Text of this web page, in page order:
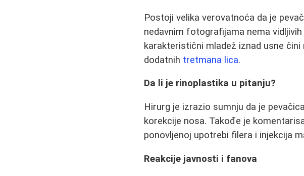
Postoji velika verovatnoća da je
nedavnim fotografijama nema
karakteristični mladež iznad usne
dodatnih tretmana lica.
Da li je rinoplastika u pitanju?
Hirurg je izrazio sumnju da je
korekcije nosa. Takođe je
ponovljenoj upotrebi filera i injekcija
Reakcije javnosti i fanova